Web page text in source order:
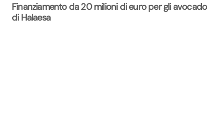
Finanziamento da 20 milioni di euro per gli avocado
di Halaesa